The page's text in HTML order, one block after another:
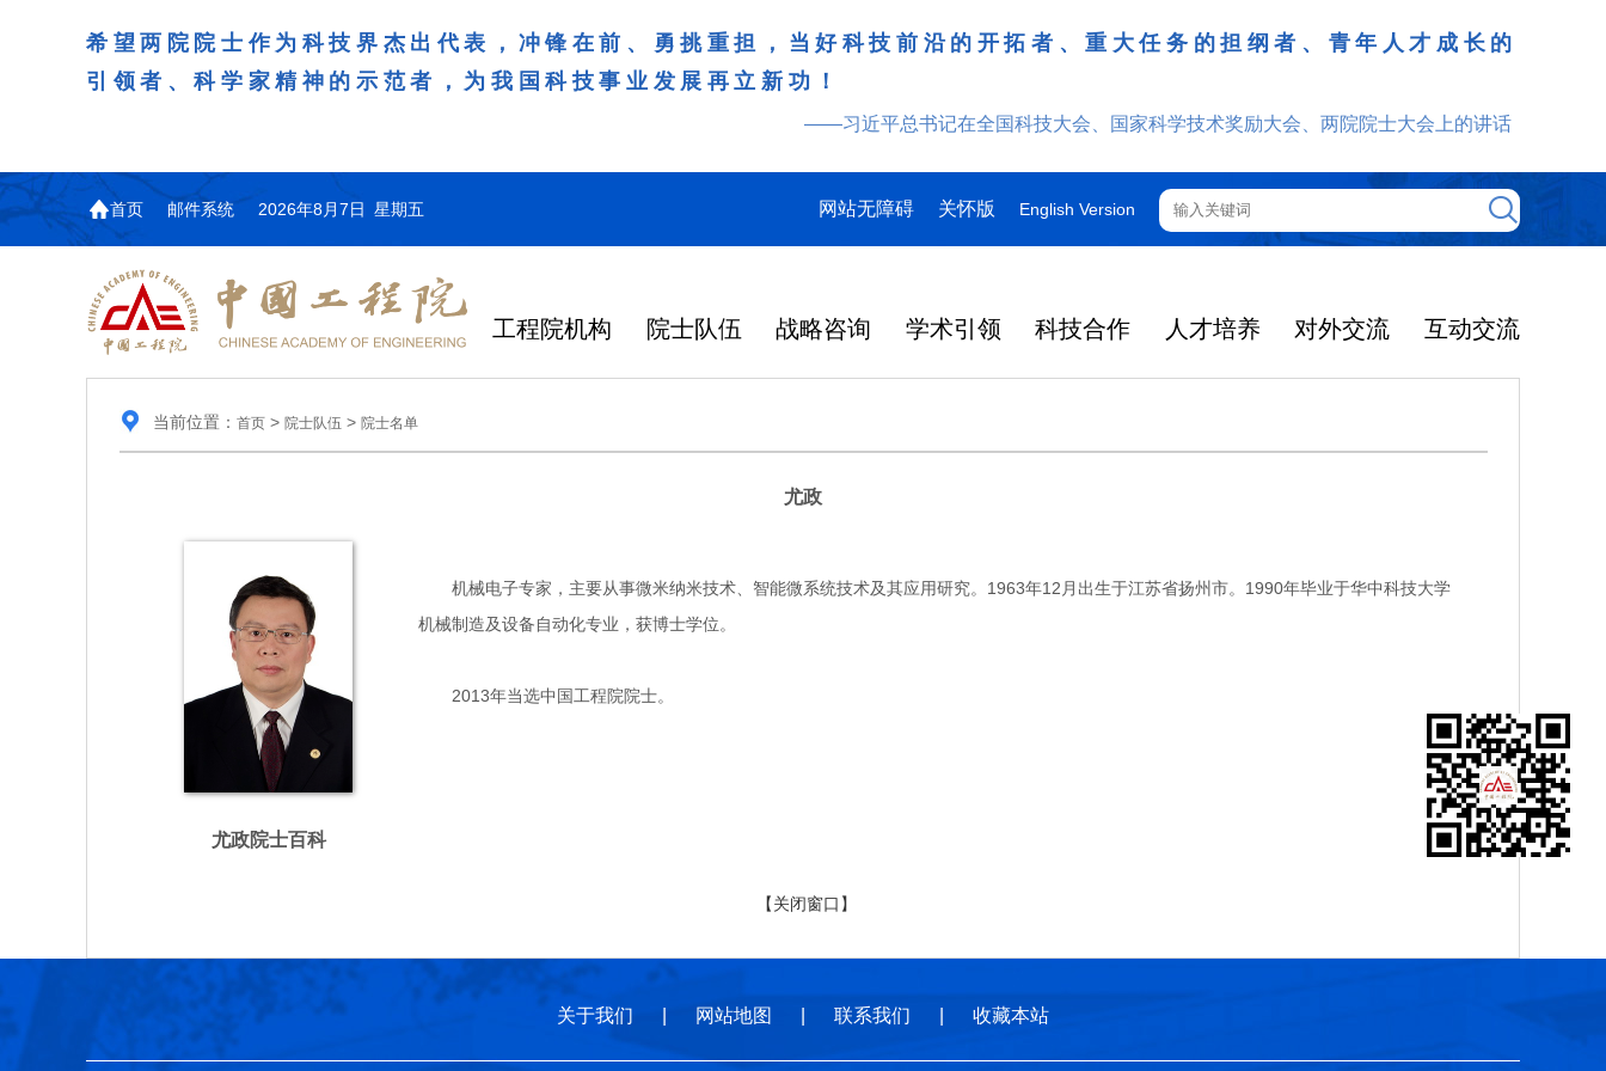
希望两院院士作为科技界杰出代表，冲锋在前、勇挑重担，当好科技前沿的开拓者、重大任务的担纲者、青年人才成长的
引领者、科学家精神的示范者，为我国科技事业发展再立新功！
——习近平总书记在全国科技大会、国家科学技术奖励大会、两院院士大会上的讲话
首页 邮件系统 2026年8月7日 星期五 网站无障碍 关怀版 English Version
工程院机构 院士队伍 战略咨询 学术引领 科技合作 人才培养 对外交流 互动交流
当前位置： 首页> 院士队伍 > 院士名单
尤政
尤政院士百科
机械电子专家，主要从事微米纳米技术、智能微系统技术及其应用研究。1963年12月出生于江苏省扬州市。1990年毕业于华中科技大学
机械制造及设备自动化专业，获博士学位。
2013年当选中国工程院院士。
【关闭窗口】
关于我们 网站地图 联系我们 收藏本站